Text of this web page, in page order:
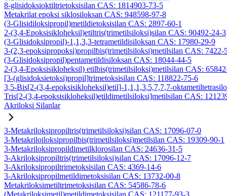
8-glisidoksioktiltrietoksisilan CAS: 1814903-73-5
Metakrilat epoksi siklosiloksan CAS: 948598-97-8
(3-Glisidiloksipropil)metildietoksisilan CAS: 2897-60-1
2-(3,4-Epoksisikloheksil)etiltris(trimetilsiloksi)silan CAS: 90492-24-3
(3-Glisidoksipropil)-1,1,3,3-tetrametildisiloksan CAS: 17980-29-9
3-(2,3-epoksipropoksi)propilbis(trimetilsiloksi)metilsilan CAS: 7422-
(3-Glisidoksipropil)pentametildisiloksan CAS: 18044-44-5
2-(3,4-Epoksisikloheksil) etilbis(trimetilsiloksi)metilsilan CAS:
[3-(glisidoksietoksi)propil]trimetoksisilan CAS: 118822-75-6
3,5-Bis[2-(3,4-epoksisikloheksil)etil]-1,1,1,3,5,7,7,7-
Tris[2-(3,4-epoksisikloheksil)etildimetilsiloksi]metilsilan CAS:
Akriloksi Silanlar
3-Metakriloksipropiltris(trimetilsiloksi)silan CAS: 17096-07-0
3-Metakriloiloksipropilbis(trimetilsiloksi)metilsilan CAS: 19309-90-1
3-Metakriloksipropildimetilklorosilan CAS: 24636-31-5
3-Akriloksipropiltris(trimetilsiloksi)silan CAS: 17096-12-7
3-Akriloksipropiltrimetoksisilan CAS: 4369-14-6
3-Akriloksipropilmetildimetoksisilan CAS: 13732-00-8
Metakriloksimetiltrimetoksisilan CAS: 54586-78-6
(Metakriloksimetil)metildimetoksisilan CAS: 121177-93-3